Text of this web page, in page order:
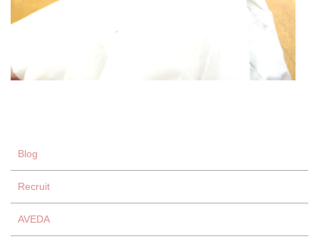
Blog
Recruit
AVEDA